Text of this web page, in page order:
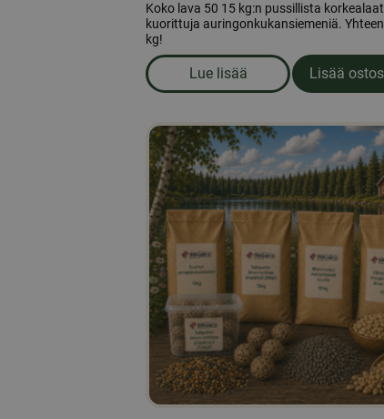
Koko lava 50 15 kg:n pussillista
kuorittuja auringonkukansiemeniä.
kg!
Lue lisää
om produkten Kuoritut
Lisää